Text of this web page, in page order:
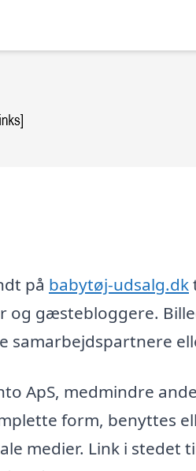
på babytøj-udsalg.dk
og gæstebloggere.
samarbejdspartnere
ApS, medmindre
form, benyttes
medier. Link i stedet